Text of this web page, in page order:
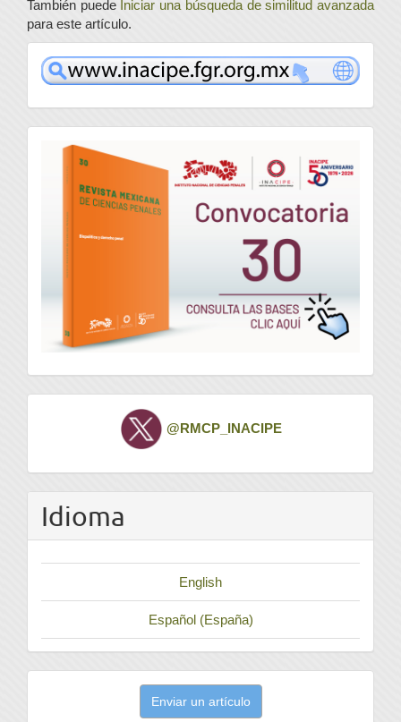
También puede Iniciar una búsqueda de similitud avanzada
para este artículo.
www
convocatoria
Twitter @RMCP_INACIPE
Idioma
English
Español (España)
Enviar un artículo